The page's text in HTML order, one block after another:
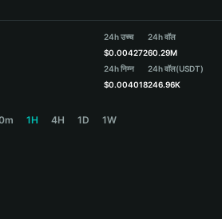
24h उच्च
$0.004272
24h निम्न
$0.004018
24h वॉल
60.29M
24h वॉल(USDT)
246.96K
1H 4H 1D 1W